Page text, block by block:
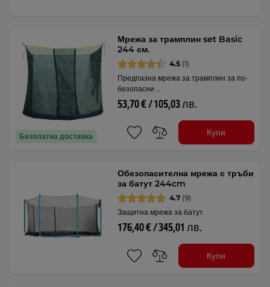
Безплатна доставка
Мрежа за трамплин set Basic
244 см.
4.5 (1)
Предпазна мрежа за трамплин за по-
безопасни …
53,70 € / 105,03 лв.
Купи
Обезопасителна мрежа с тръби
за батут 244cm
4.7 (9)
Защитна мрежа за батут
176,40 € / 345,01 лв.
Купи